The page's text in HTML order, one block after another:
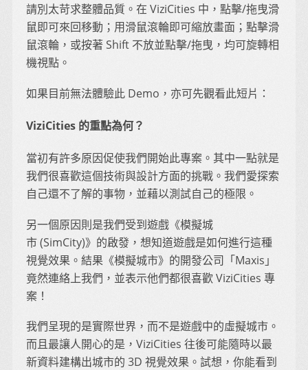
請別太苛求整體品質。在 ViziCities 中，點擊/拖曳滑
鼠即可來回移動；用滑鼠滾輪即可縮放畫面；點擊滑
鼠滾輪，或按著 Shift 不放並點擊/拖曳，均可旋轉相
機視點。
如果目前無法體驗此 Demo，亦可先觀看此短片：
ViziCities 的重點為何？
當初有許多原因促使我們開始此專案。其中一點就是
我們很喜歡這個技術與設計方面的挑戰。我們愛探索
自己還不了解的事物，並藉以測試自己的極限。
另一個原因則是我們受到遊戲《模擬城
市 (SimCity)》的啟發，想知道遊戲是如何進行這種
視覺效果。結果《模擬城市》的開發公司「Maxis」
竟然連絡上我們，並表示他們都很喜歡 ViziCities 專
案！
我們呈現的是實際世界，而不是遊戲中的虛擬城市。
而且最讓人開心的是，ViziCities 往後可能隨時以最
新資料建構出城市的 3D 視覺效果。試想，你能看到